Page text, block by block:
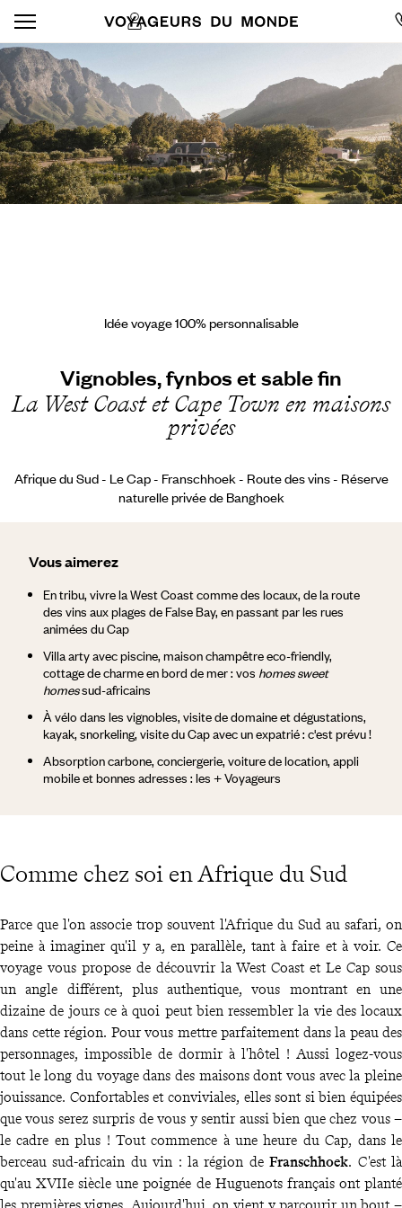
Idée voyage 100% personnalisable
Vignobles, fynbos et sable fin
La West Coast et Cape Town en maisons
privées
Afrique du Sud - Le Cap - Franschhoek - Route des vins - Réserve
naturelle privée de Banghoek
Comme chez soi en Afrique du Sud
Vous aimerez
En tribu, vivre la West Coast comme des locaux, de la route
des vins aux plages de False Bay, en passant par les rues
animées du Cap
Villa arty avec piscine, maison champêtre eco-friendly,
cottage de charme en bord de mer : vos homes sweet
homessud-africains
À vélo dans les vignobles, visite de domaine et dégustations,
kayak, snorkeling, visite du Cap avec un expatrié : c'est prévu !
Absorption carbone, conciergerie, voiture de location, appli
mobile et bonnes adresses : les + Voyageurs
Parce que l'on associe trop souvent l'Afrique du Sud au safari, on
peine à imaginer qu'il y a, en parallèle, tant à faire et à voir. Ce
voyage vous propose de découvrir la West Coast et Le Cap sous
un angle différent, plus authentique, vous montrant en une
dizaine de jours ce à quoi peut bien ressembler la vie des locaux
dans cette région. Pour vous mettre parfaitement dans la peau des
personnages, impossible de dormir à l'hôtel ! Aussi logez-vous
tout le long du voyage dans des maisons dont vous avec la pleine
jouissance. Confortables et conviviales, elles sont si bien équipées
que vous serez surpris de vous y sentir aussi bien que chez vous –
le cadre en plus ! Tout commence à une heure du Cap, dans le
berceau sud-africain du vin : la région de Franschhoek. C'est là
qu'au XVIIe siècle une poignée de Huguenots français ont planté